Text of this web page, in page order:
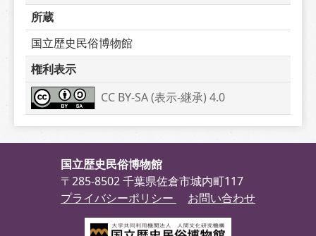
所蔵
国立歴史民俗博物館
権利表示
CC BY-SA (表示-継承) 4.0
国立歴史民俗博物館
〒285-8502 千葉県佐倉市城内町117
プライバシーポリシー
お問い合わせ